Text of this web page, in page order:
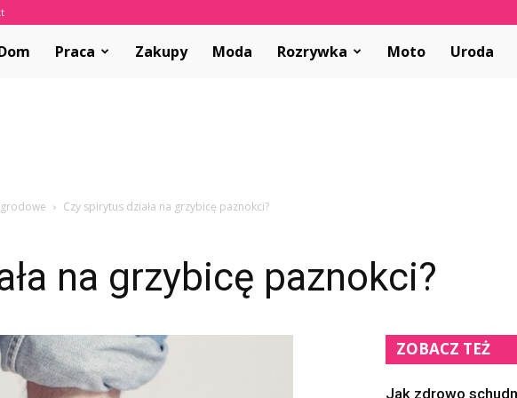
Praca Zakupy Moda Rozrywka Moto Uroda
Czy spirytus działa na grzybicę paznokci?
na grzybicę paznokci?
ZOBACZ TEŻ
Jak zdrowo